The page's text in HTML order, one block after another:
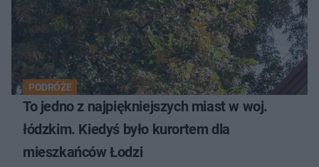
PODRÓŻE
To jedno z najpiękniejszych miast w woj.
łódzkim. Kiedyś było kurortem dla
mieszkańców Łodzi